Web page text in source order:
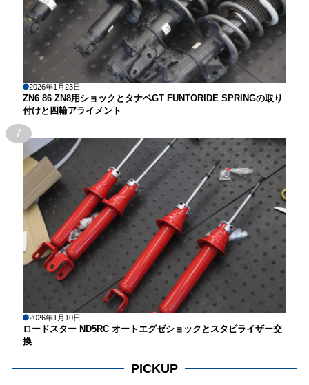
2026年1月23日
ZN6 86 ZN8用ショックとタナベGT FUNTORIDE SPRINGの取り
付けと四輪アライメント
7
2026年1月10日
ロードスター ND5RC オートエグゼショックとスタビライザー交
換
PICKUP